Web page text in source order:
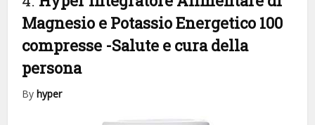
Magnesio e Potassio Energetico 100
compresse -Salute e cura della
persona
Byhyper